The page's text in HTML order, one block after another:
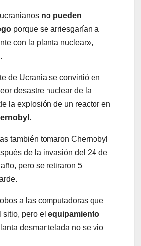
no pueden
porque se arriesgarían a
con la planta nuclear»,
de Ucrania se convirtió en
desastre nuclear de la
la explosión de un reactor en
.
también tomaron Chernobyl
de la invasión del 24 de
pero se retiraron 5
a las computadoras que
pero el equipamiento
desmantelada no se vio